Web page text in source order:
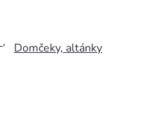
,
Domčeky, altánky